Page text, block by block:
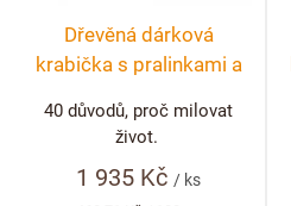
Dřevěná dárková
krabička s pralinkami a
personalizace
1 935 Kč/ ks
40 důvodů, proč milovat
život.